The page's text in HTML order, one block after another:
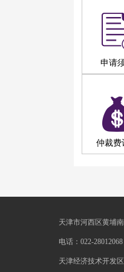
申请
仲裁费
天津市河西区黄埔
电话：022-28012068
天津经济技术开发